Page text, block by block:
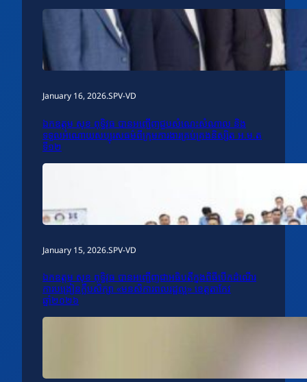
January 16, 2026.SPV-VD
ឯកឧត្តម សុខ ពុទ្ធិវុធ បានអញ្ជើញជួបសំណេះសំណាល និង
ទទួលអំណោយសប្បុរសធម៌ពីក្រុមការងារគ្រប់គ្រងនិស្សិត អ.ម.ត
ទី១២
January 15, 2026.SPV-VD
ឯកឧត្តម សុខ ពុទ្ធិវុធ បានអញ្ជើញជាអធិបតីក្នុងពិធីបើកដំណើរ
ការបង្រៀនក្លឹបសិក្សា «មនសិការពលរដ្ឋល្អ» ខេត្តតាកែវ
ឆ្នាំ២០២៦